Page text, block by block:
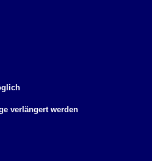
verlängert werden